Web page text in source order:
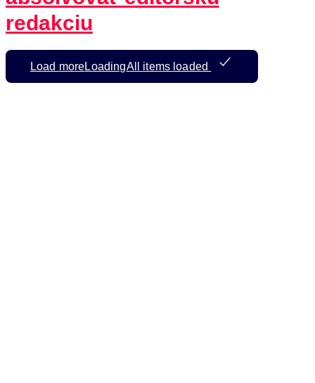
redakciu
Load moreLoadingAll items loaded